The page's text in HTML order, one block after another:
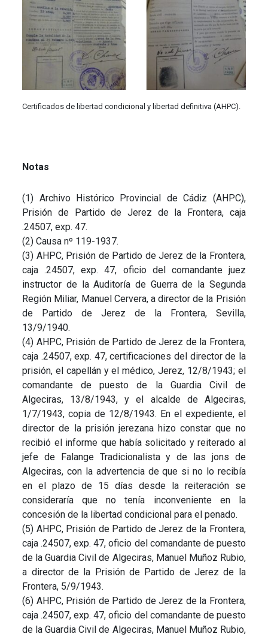
Certificados de libertad condicional y libertad definitiva (AHPC).
Notas
(1) Archivo Histórico Provincial de Cádiz (AHPC),
Prisión de Partido de Jerez de la Frontera, caja
.24507, exp. 47.
(2) Causa nº 119-1937.
(3) AHPC, Prisión de Partido de Jerez de la Frontera,
caja .24507, exp. 47, oficio del comandante juez
instructor de la Auditoría de Guerra de la Segunda
Región Miliar, Manuel Cervera, a director de la Prisión
de Partido de Jerez de la Frontera, Sevilla,
13/9/1940.
(4) AHPC, Prisión de Partido de Jerez de la Frontera,
caja .24507, exp. 47, certificaciones del director de la
prisión, el capellán y el médico, Jerez, 12/8/1943; el
comandante de puesto de la Guardia Civil de
Algeciras, 13/8/1943, y el alcalde de Algeciras,
1/7/1943, copia de 12/8/1943. En el expediente, el
director de la prisión jerezana hizo constar que no
recibió el informe que había solicitado y reiterado al
jefe de Falange Tradicionalista y de las jons de
Algeciras, con la advertencia de que si no lo recibía
en el plazo de 15 días desde la reiteración se
consideraría que no tenía inconveniente en la
concesión de la libertad condicional para el penado.
(5) AHPC, Prisión de Partido de Jerez de la Frontera,
caja .24507, exp. 47, oficio del comandante de puesto
de la Guardia Civil de Algeciras, Manuel Muñoz Rubio,
a director de la Prisión de Partido de Jerez de la
Frontera, 5/9/1943.
(6) AHPC, Prisión de Partido de Jerez de la Frontera,
caja .24507, exp. 47, oficio del comandante de puesto
de la Guardia Civil de Algeciras, Manuel Muñoz Rubio,